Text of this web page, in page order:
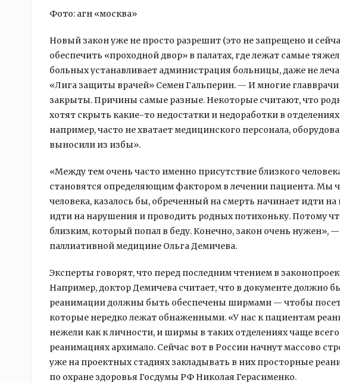
Фото: агн «москва»
Новый закон уже не просто разрешит (это не запрещено и
обеспечить «проходной двор» в палатах, где лежат самые
больных устанавливает администрация больницы, даже не
«Лига защиты врачей» Семен Гальперин. — И многие
закрыты. Причины самые разные. Некоторые считают, что
хотят скрыть какие-то недостатки и недоработки в
например, часто не хватает медицинского персонала,
выносили из избы».
«Между тем очень часто именно присутствие близкого
становятся определяющим фактором в лечении пациента. Мы
человека, казалось бы, обреченный на смерть начинает идти
идти на нарушения и проводить родных потихоньку. Потому
близким, который попал в беду. Конечно, закон очень нужен»,
паллиативной медицине Ольга Демичева.
Эксперты говорят, что перед последним чтением в
Например, доктор Демичева считает, что в документе должно
реанимации должны быть обеспечены ширмами — чтобы
которые нередко лежат обнаженными. «У нас к пациентам
нежели как к личности, и ширмы в таких отделениях чаще
реанимациях архимало. Сейчас вот в России начнут массово
уже на проектных стадиях закладывать в них просторные
по охране здоровья Госдумы РФ Николая Герасименко.